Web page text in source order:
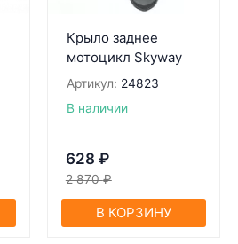
Крыло заднее
мотоцикл Skyway
Артикул: 24823
В наличии
628 ₽
2 870 ₽
В КОРЗИНУ